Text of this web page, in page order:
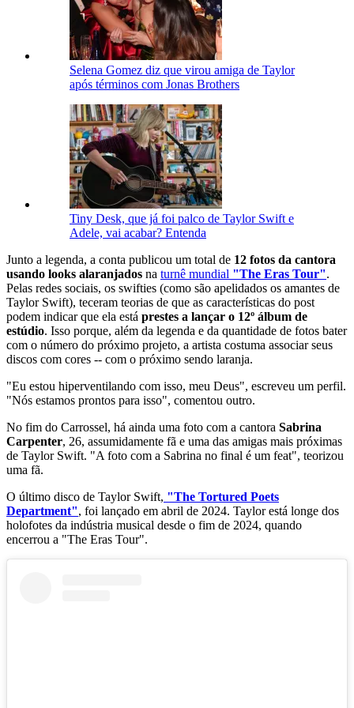
Selena Gomez diz que virou amiga de Taylor
após términos com Jonas Brothers
Tiny Desk, que já foi palco de Taylor Swift e
Adele, vai acabar? Entenda
Junto a legenda, a conta publicou um total de 12 fotos da cantora
usando looks alaranjados na turnê mundial "The Eras Tour".
Pelas redes sociais, os swifties (como são apelidados os amantes de
Taylor Swift), teceram teorias de que as características do post
podem indicar que ela está prestes a lançar o 12º álbum de
estúdio. Isso porque, além da legenda e da quantidade de fotos bater
com o número do próximo projeto, a artista costuma associar seus
discos com cores -- com o próximo sendo laranja.
"Eu estou hiperventilando com isso, meu Deus", escreveu um perfil.
"Nós estamos prontos para isso", comentou outro.
No fim do Carrossel, há ainda uma foto com a cantora Sabrina
Carpenter, 26, assumidamente fã e uma das amigas mais próximas
de Taylor Swift. "A foto com a Sabrina no final é um feat", teorizou
uma fã.
O último disco de Taylor Swift, "The Tortured Poets
Department", foi lançado em abril de 2024. Taylor está longe dos
holofotes da indústria musical desde o fim de 2024, quando
encerrou a "The Eras Tour".